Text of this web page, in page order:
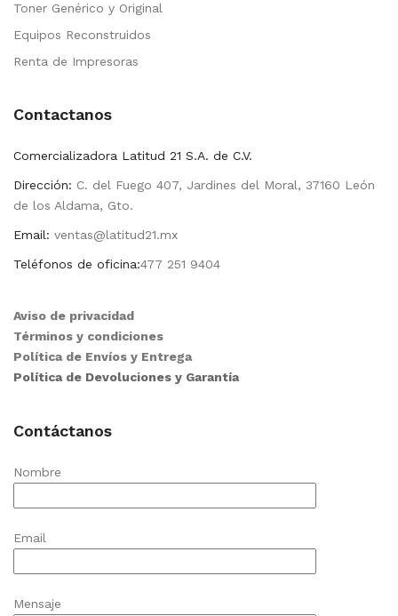
Toner Genérico y Original
Equipos Reconstruidos
Renta de Impresoras
Contactanos
Comercializadora Latitud 21 S.A. de C.V.
Dirección: C. del Fuego 407, Jardines del Moral, 37160 León
de los Aldama, Gto.
Email: ventas@latitud21.mx
Teléfonos de oficina:477 251 9404
Aviso de privacidad
Términos y condiciones
Política de Envíos y Entrega
Política de Devoluciones y Garantía
Contáctanos
Nombre
Email
Mensaje